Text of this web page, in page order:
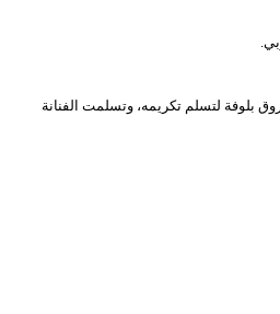
بلوفة لتسلم تكريمه، وتسلمت الفنانة